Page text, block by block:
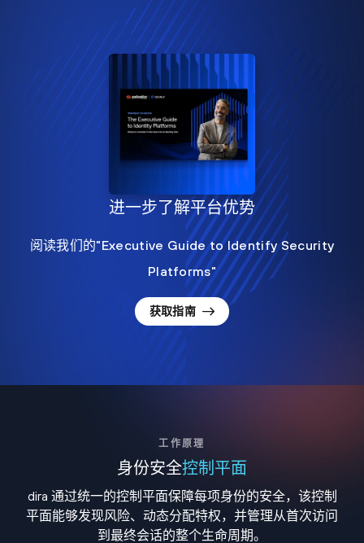
进一步了解平台优势
阅读我们的"Executive Guide to Identify Security
Platforms"
获取指南
工作原理
身份安全控制平面
dira 通过统一的控制平面保障每项身份的安全，该控制
平面能够发现风险、动态分配特权，并管理从首次访问
到最终会话的整个生命周期。